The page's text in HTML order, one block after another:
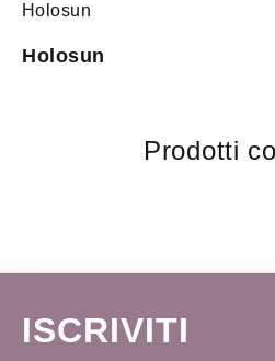
Holosun
Holosun
Prodotti
ISCRIVITI